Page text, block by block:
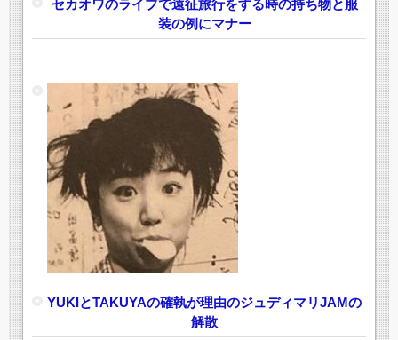
セカオワのライブで遠征旅行をする時の持ち物と服
装の例にマナー
YUKIとTAKUYAの確執が理由のジュディマリJAMの
解散